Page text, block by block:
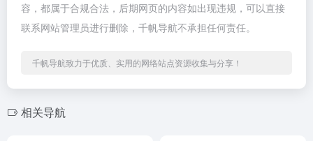
容，都属于合规合法，后期网页的内容如出现违规，可以直接
联系网站管理员进行删除，千帆导航不承担任何责任。
千帆导航致力于优质、实用的网络站点资源收集与分享！
相关导航